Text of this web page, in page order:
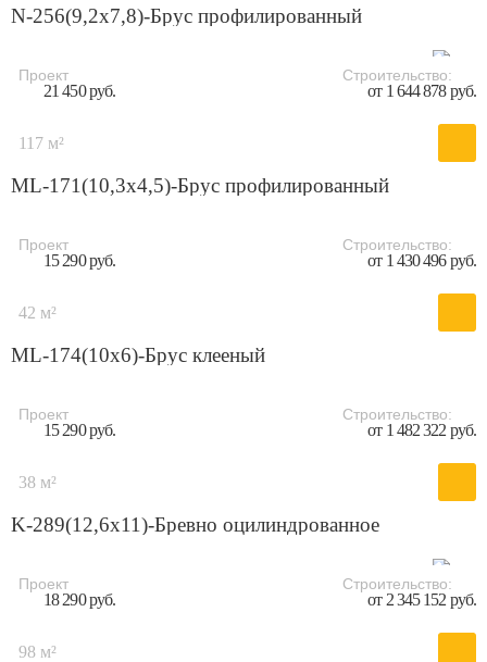
N-256(9,2x7,8)-Брус профилированный
Проект
21 450 руб.
Строительство:
от 1 644 878 руб.
117 м²
ML-171(10,3x4,5)-Брус профилированный
Проект
15 290 руб.
Строительство:
от 1 430 496 руб.
42 м²
ML-174(10x6)-Брус клееный
Проект
15 290 руб.
Строительство:
от 1 482 322 руб.
38 м²
K-289(12,6x11)-Бревно оцилиндрованное
Проект
18 290 руб.
Строительство:
от 2 345 152 руб.
98 м²